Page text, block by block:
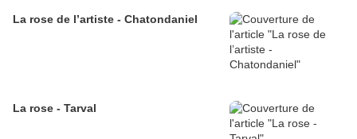
La rose de l’artiste - Chatondaniel
La rose - Tarval